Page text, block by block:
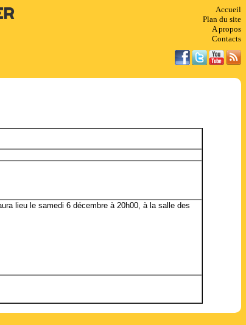
Accueil
Plan du site
A propos
Contacts
lieu le samedi 6 décembre à 20h00, à la salle des